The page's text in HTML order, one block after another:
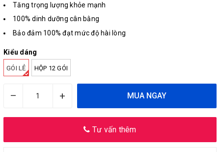
Tăng trọng lượng khỏe mạnh
100% dinh dưỡng cân bằng
Bảo đảm 100% đạt mức độ hài lòng
Kiểu dáng
GÓI LẺ HỘP 12 GÓI
– + MUA NGAY
Tư vấn thêm